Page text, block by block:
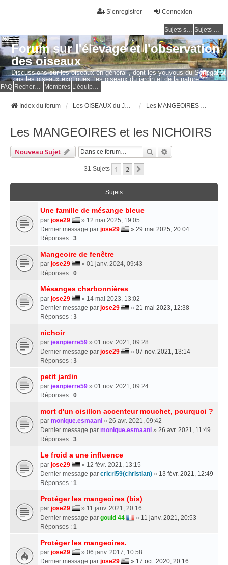
Connexion
S’enregistrer
Sujets sans réponse Sujets actifs
Forum sur l'élevage et l'observation
des oiseaux
Discussions sur les oiseaux en général , dont les youyous du Sénégal et
tous les oiseaux exotiques, les oiseaux du jardin et de la nature.
Questions, photos, expériences.
FAQ Membres
Index du forum
Les MANGEOIRES et les NICHOIRS
Nouveau Sujet Rechercher
31 Sujets 1 2
Sujets
Une famille de mésange bleue
par jose29
» 12 mai 2025, 19:05
Dernier message par jose29 » 29 mai 2025, 20:04
Réponses : 3
Mangeoire de fenêtre
par jose29
» 01 janv. 2024, 09:43
Réponses : 0
Mésanges charbonnières
par jose29
» 14 mai 2023, 13:02
Dernier message par jose29 » 21 mai 2023, 12:38
Réponses : 3
nichoir
par jeanpierre59 » 01 nov. 2021, 09:28
Dernier message par jose29 » 07 nov. 2021, 13:14
Réponses : 3
petit jardin
par jeanpierre59 » 01 nov. 2021, 09:24
Réponses : 0
mort d'un oisillon accenteur mouchet, pourquoi ?
par monique.esmaani » 26 avr. 2021, 09:42
Dernier message par monique.esmaani » 26 avr. 2021, 11:49
Réponses : 3
Le froid a une influence
par jose29
» 12 févr. 2021, 13:15
Dernier message par cricri59(christian) » 13 févr. 2021, 12:49
Réponses : 1
Protéger les mangeoires (bis)
par jose29
» 11 janv. 2021, 20:16
Dernier message par gould 44 » 11 janv. 2021, 20:53
Réponses : 1
Protéger les mangeoires.
par jose29
» 06 janv. 2017, 10:58
Dernier message par jose29 » 17 oct. 2020, 20:16